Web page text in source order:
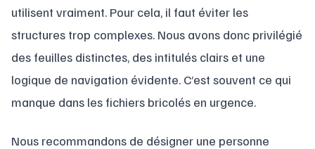
utilisent vraiment. Pour cela, il faut éviter les
structures trop complexes. Nous avons donc privilégié
des feuilles distinctes, des intitulés clairs et une
logique de navigation évidente. C’est souvent ce qui
manque dans les fichiers bricolés en urgence.
Nous recommandons de désigner une personne